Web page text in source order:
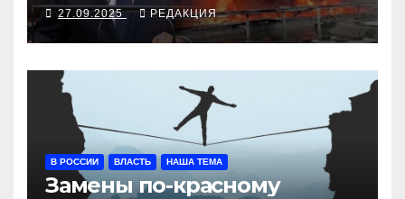
27.09.2025 РЕДАКЦИЯ
В РОССИИ ВЛАСТЬ НАША ТЕМА
Замены по-красному